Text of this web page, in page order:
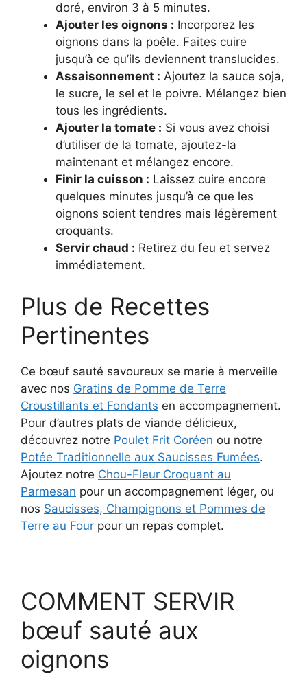
doré, environ 3 à 5 minutes.
Ajouter les oignons : Incorporez les
oignons dans la poêle. Faites cuire
jusqu’à ce qu’ils deviennent translucides.
Assaisonnement : Ajoutez la sauce soja,
le sucre, le sel et le poivre. Mélangez bien
tous les ingrédients.
Ajouter la tomate : Si vous avez choisi
d’utiliser de la tomate, ajoutez-la
maintenant et mélangez encore.
Finir la cuisson : Laissez cuire encore
quelques minutes jusqu’à ce que les
oignons soient tendres mais légèrement
croquants.
Servir chaud : Retirez du feu et servez
immédiatement.
Plus de Recettes
Pertinentes
Ce bœuf sauté savoureux se marie à merveille
avec nos Gratins de Pomme de Terre
Croustillants et Fondants en accompagnement.
Pour d’autres plats de viande délicieux,
découvrez notre Poulet Frit Coréen ou notre
Potée Traditionnelle aux Saucisses Fumées.
Ajoutez notre Chou-Fleur Croquant au
Parmesan pour un accompagnement léger, ou
nos Saucisses, Champignons et Pommes de
Terre au Four pour un repas complet.
COMMENT SERVIR
bœuf sauté aux
oignons